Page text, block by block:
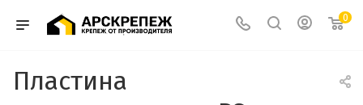
0
Пластина